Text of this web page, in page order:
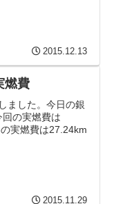
2015.12.13
燃費
ました。今日の銀
の実燃費は
実燃費は27.24km
2015.11.29